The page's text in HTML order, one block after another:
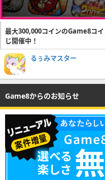
最大300,000コインのGame8コ
じ開催中！
るぅみマスター
Game8からのお知らせ